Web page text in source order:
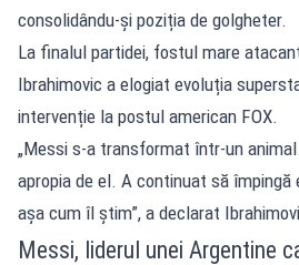
consolidându-și poziția de golgheter.
La finalul partidei, fostul mare
Ibrahimovic a elogiat evoluția
intervenție la postul american FOX.
„Messi s-a transformat într-un
apropia de el. A continuat să împingă
așa cum îl știm”, a declarat
Messi, liderul unei Argentine